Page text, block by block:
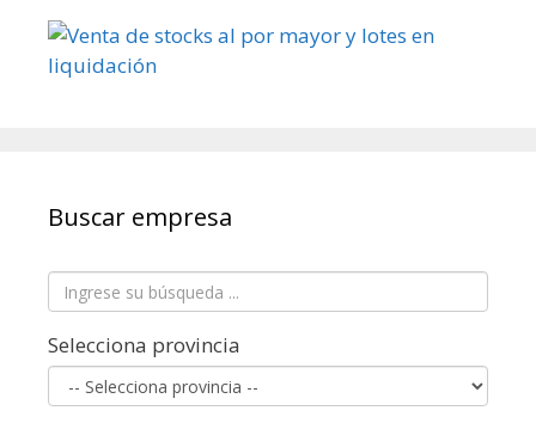
Buscar empresa
Selecciona provincia